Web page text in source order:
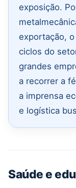
exposição.
exportação,
ciclos do
grandes
a recorrer a
a imprensa
e logística
Saúde e